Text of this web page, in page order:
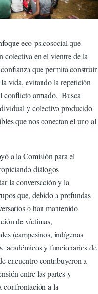
eco-psicosocial que
colectiva en el vientre de la
que permita construir
vida, evitando la repetición
conflicto armado. Busca
y colectivo producido
que nos conectan el uno al
a la Comisión para el
diálogos
la conversación y la
que, debido a profundas
o han mantenido
de víctimas,
(campesinos, indígenas,
académicos y funcionarios de
encuentro contribuyeron a
entre las partes y
confrontación a la